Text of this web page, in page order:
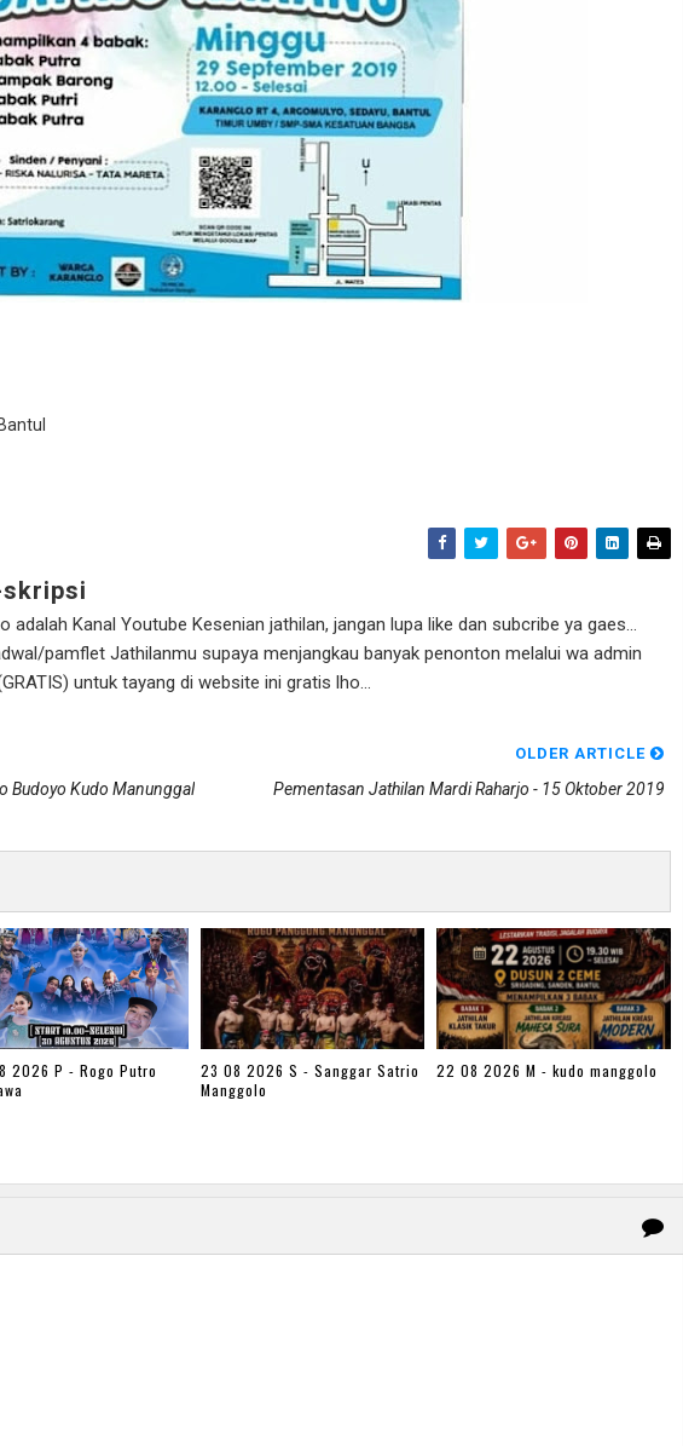
adalah Kanal Youtube Kesenian jathilan, jangan lupa like dan subcribe ya gaes...
pamflet Jathilanmu supaya menjangkau banyak penonton melalui wa admin
untuk tayang di website ini gratis lho...
Budoyo Kudo Manunggal
OLDER ARTICLE
Pementasan Jathilan Mardi Raharjo - 15 Oktober 2019
2026 P - Rogo Putro
23 08 2026 S - Sanggar Satrio
Manggolo
22 08 2026 M - kudo manggolo